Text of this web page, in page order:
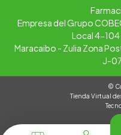
Empresa del Grupo
Local 4-104
Maracaibo - Zulia Zona
J-
©
Tienda Virtual